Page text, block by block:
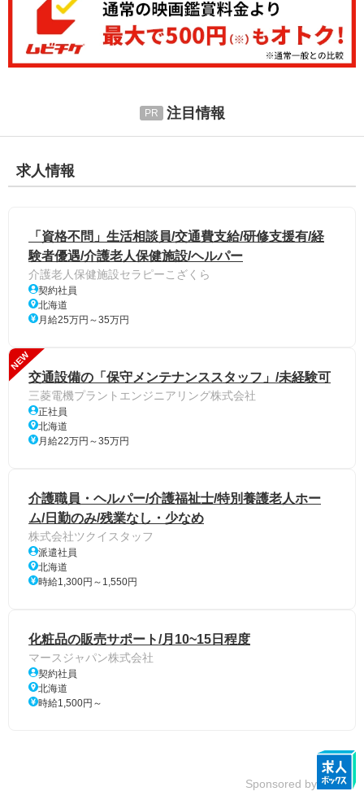
注目情報
求人情報
「資格不問」生活相談員/交通費支給/研修支援有/経
験者優遇/介護老人保健施設/ヘルパー
介護老人保健施設セラピーこざくら
契約社員
北海道
月給25万円～35万円
NEW
交通設備の「保守メンテナンススタッフ」/未経験可
三菱電機プラントエンジニアリング株式会社
正社員
北海道
月給22万円～35万円
介護職員・ヘルパー/介護福祉士/特別養護老人ホー
ム/日勤のみ/残業なし・少なめ
株式会社ツクイスタッフ
派遣社員
北海道
時給1,300円～1,550円
化粧品の販売サポート/月10~15日程度
マースジャパン株式会社
契約社員
北海道
時給1,500円～
Sponsored by